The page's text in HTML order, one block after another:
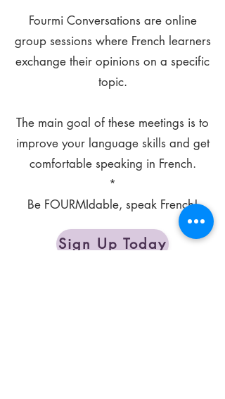
Fourmi Conversations are online
group sessions where French learners
exchange their opinions on a specific
topic.
The main goal of these meetings is to
improve your language skills and get
comfortable speaking in French.
*
Be FOURMIdable, speak French!
Sign Up Today